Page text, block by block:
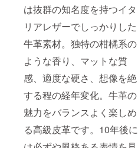
は抜群の知名度を持つイタ
リアレザーでしっかりした
牛革素材。独特の柑橘系の
ような香り、マットな質
感、適度な硬さ、想像を絶
する程の経年変化。牛革の
魅力をバランスよく楽しめ
る高級皮革です。10年後に